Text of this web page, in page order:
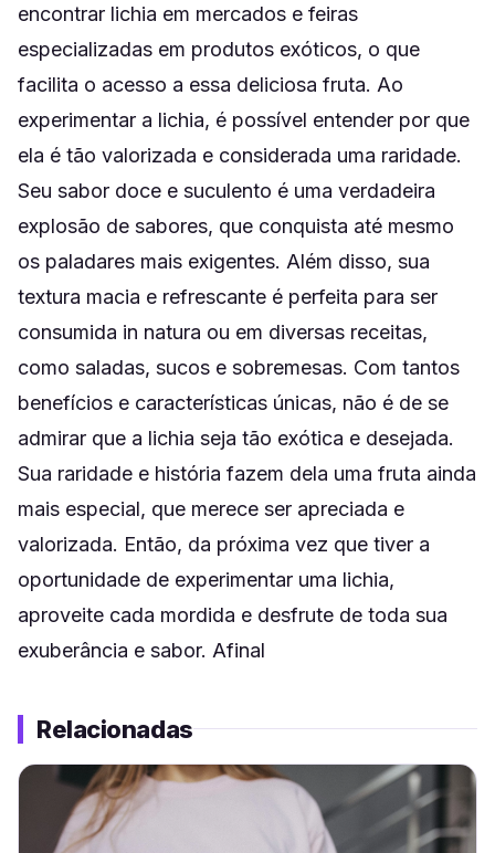
encontrar lichia em mercados e feiras
especializadas em produtos exóticos, o que
facilita o acesso a essa deliciosa fruta. Ao
experimentar a lichia, é possível entender por que
ela é tão valorizada e considerada uma raridade.
Seu sabor doce e suculento é uma verdadeira
explosão de sabores, que conquista até mesmo
os paladares mais exigentes. Além disso, sua
textura macia e refrescante é perfeita para ser
consumida in natura ou em diversas receitas,
como saladas, sucos e sobremesas. Com tantos
benefícios e características únicas, não é de se
admirar que a lichia seja tão exótica e desejada.
Sua raridade e história fazem dela uma fruta ainda
mais especial, que merece ser apreciada e
valorizada. Então, da próxima vez que tiver a
oportunidade de experimentar uma lichia,
aproveite cada mordida e desfrute de toda sua
exuberância e sabor. Afinal
Relacionadas